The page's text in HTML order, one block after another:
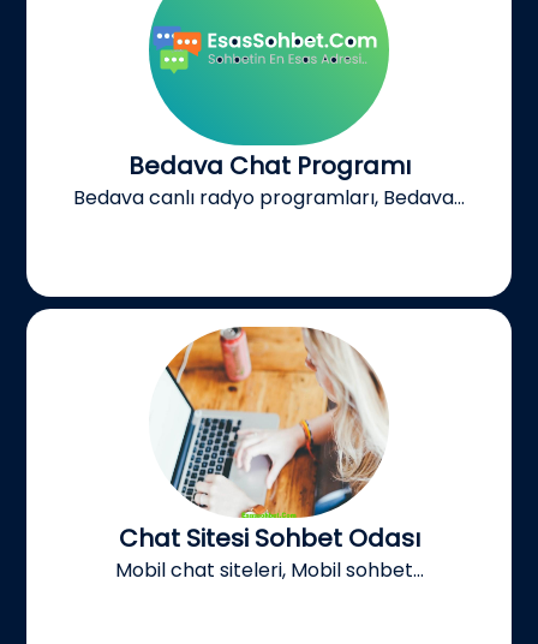
Bedava Chat Programı
Bedava canlı radyo programları, Bedava...
Chat Sitesi Sohbet Odası
Mobil chat siteleri, Mobil sohbet...